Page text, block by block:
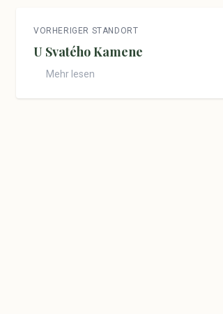
VORHERIGER STANDORT
U Svatého Kamene
Mehr lesen